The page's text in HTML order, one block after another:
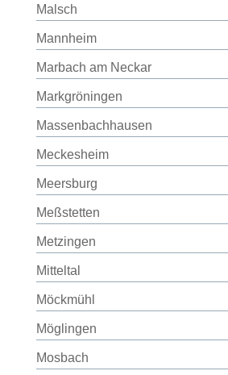
Malsch
Mannheim
Marbach am Neckar
Markgröningen
Massenbachhausen
Meckesheim
Meersburg
Meßstetten
Metzingen
Mitteltal
Möckmühl
Möglingen
Mosbach